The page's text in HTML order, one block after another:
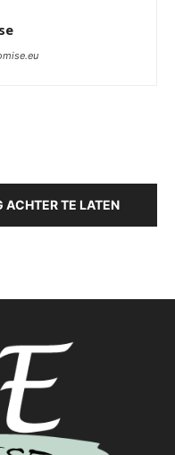
ACHTER TE LATEN